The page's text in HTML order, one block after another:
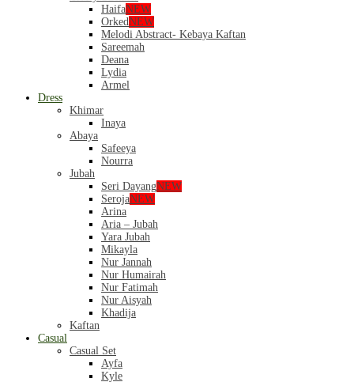
HaifaNEW
OrkedNEW
Melodi Abstract- Kebaya Kaftan
Sareemah
Deana
Lydia
Armel
Dress
Khimar
Inaya
Abaya
Safeeya
Nourra
Jubah
Seri DayangNEW
SerojaNEW
Arina
Aria – Jubah
Yara Jubah
Mikayla
Nur Jannah
Nur Humairah
Nur Fatimah
Nur Aisyah
Khadija
Kaftan
Casual
Casual Set
Ayfa
Kyle